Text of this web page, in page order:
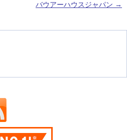
バウアーハウスジャパン →